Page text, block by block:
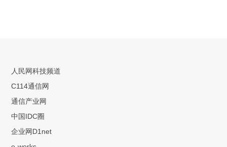
人民网科技频道
C114通信网
通信产业网
中国IDC圈
企业网D1net